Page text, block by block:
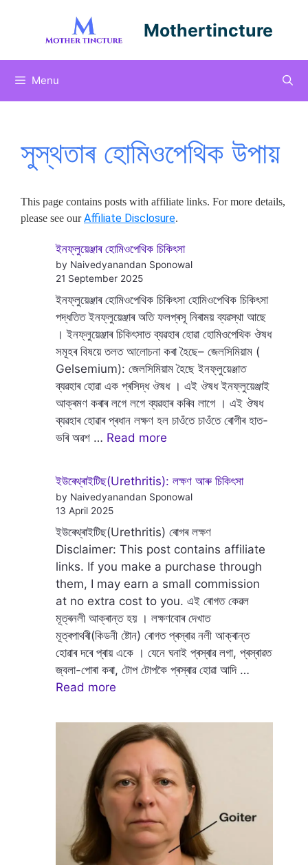
Mothertincture
Menu
সুস্থতাৰ হোমিওপেথিক উপায়
This page contains posts with affiliate links. For more details,
please see ourAffiliate Disclosure.
ইনফ্লুয়েঞ্জাৰ হোমিওপেথিক চিকিৎসা
by Naivedyanandan Sponowal
21 September 2025
ইনফ্লুয়েঞ্জাৰ হোমিওপেথিক চিকিৎসা হোমিওপেথিক চিকিৎসা
পদ্ধতিত ইনফ্লুয়েঞ্জাৰ অতি ফলপ্ৰসূ নিৰাময় ব্যৱস্থা আছে
। ইনফ্লুয়েঞ্জাৰ চিকিৎসাত ব্যৱহাৰ হোৱা হোমিওপেথিক ঔষধ
সমূহৰ বিষয়ে তলত আলোচনা কৰা হৈছে– জেলসিমিয়াম (
Gelsemium): জেলসিমিয়াম হৈছে ইনফ্লুয়েঞ্জাত
ব্যৱহাৰ হোৱা এক প্ৰসিদ্ধ ঔষধ । এই ঔষধ ইনফ্লুয়েঞ্জাই
আক্ৰমণ কৰাৰ লগে লগে ব্যৱহাৰ কৰিব লাগে । এই ঔষধ
ব্যৱহাৰ হোৱাৰ প্ৰধান লক্ষণ হল চাওঁতে চাওঁতে ৰোগীৰ হাত-
ভৰি অৱশ … Read more
ইউৰেথ্ৰাইটিছ(Urethritis): লক্ষণ আৰু চিকিৎসা
by Naivedyanandan Sponowal
13 April 2025
ইউৰেথ্ৰাইটিছ(Urethritis) ৰোগৰ লক্ষণ
Disclaimer: This post contains affiliate
links. If you make a purchase through
them, I may earn a small commission
at no extra cost to you. এই ৰোগত কেৱল
মূত্ৰনলী আক্ৰান্ত হয় । লক্ষণবোৰ দেখাত
মূত্ৰপাথৰী(কিডনী ষ্টোন) ৰোগত প্ৰস্ৰাৱ নলী আক্ৰান্ত
হোৱাৰ দৰে প্ৰায় একে । যেনে ঘনাই প্ৰস্ৰাৱ লগা, প্ৰস্ৰাৱত
জ্বলা-পোৰা কৰা, টোপ টোপকৈ প্ৰস্ৰাৱ হোৱা আদি …
Read more